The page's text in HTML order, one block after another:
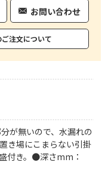
お問い合わせ
注文について
が無いので、水漏れの
き場にこまらない引掛
付き。●深さmm：